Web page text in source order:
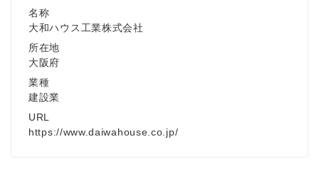
名称
大和ハウス工業株式会社
所在地
大阪府
業種
建設業
URL
https://www.daiwahouse.co.jp/